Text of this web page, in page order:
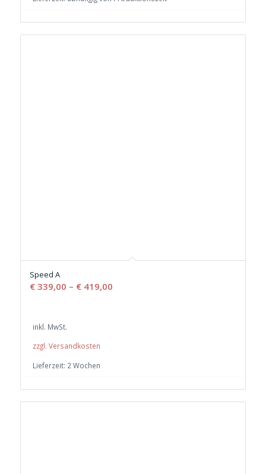
Speed A
€339,00 – €419,00
inkl. MwSt.
zzgl. Versandkosten
Lieferzeit: 2 Wochen